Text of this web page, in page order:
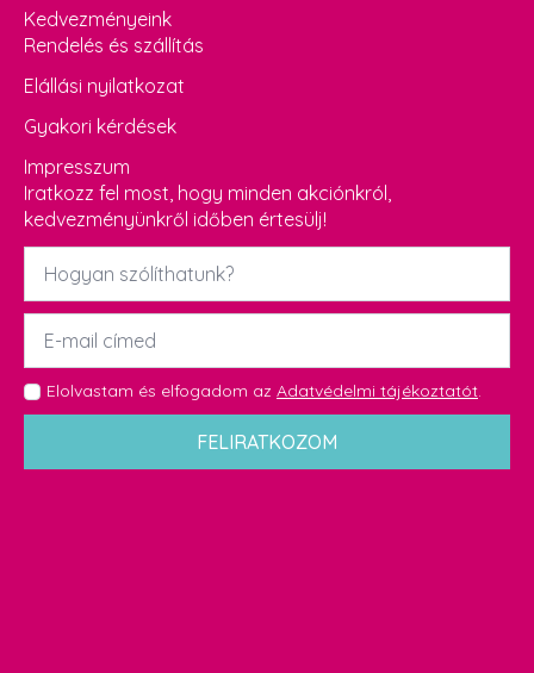
Kedvezményeink
Rendelés és szállítás
Elállási nyilatkozat
Gyakori kérdések
Impresszum
Iratkozz fel most, hogy minden akciónkról,
kedvezményünkről időben értesülj!
Név
Email
GDPR
*
Elolvastam és elfogadom az Adatvédelmi tájékoztatót.
FELIRATKOZOM